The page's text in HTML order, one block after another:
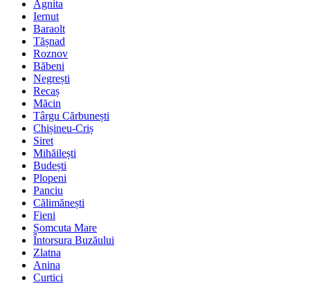
Agnita
Iernut
Baraolt
Tășnad
Roznov
Băbeni
Negrești
Recaș
Măcin
Târgu Cărbunești
Chișineu-Criș
Siret
Mihăilești
Budești
Plopeni
Panciu
Călimănești
Fieni
Șomcuta Mare
Întorsura Buzăului
Zlatna
Anina
Curtici